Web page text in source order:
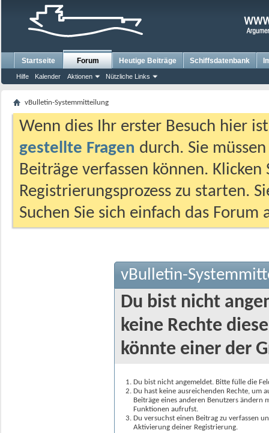
Startseite Forum
Hilfe Kalender Aktionen Nützliche Links
Heutige Beiträge Schiffsdatenbank
vBulletin-Systemmitteilung
Wenn dies Ihr erster Besuch hier
gestellte Fragen durch. Sie
Beiträge verfassen können.
Registrierungsprozess zu starten.
Suchen Sie sich einfach das
vBulletin-
Du bist nicht
keine Rechte
könnte einer der
Du bist nicht angemeldet. Bitte fülle die
Du hast keine ausreichenden Rechte, um
Beiträge eines anderen Benutzers
Funktionen aufrufst.
Du versuchst einen Beitrag zu verfassen
Aktivierung deiner Registrierung.